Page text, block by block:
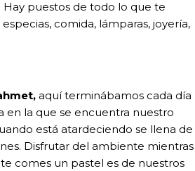
Hay puestos de todo lo que te
comida, lámparas, joyería,
aquí terminábamos cada día
en la que se encuentra nuestro
está atardeciendo se llena de
Disfrutar del ambiente mientras
comes un pastel es de nuestros